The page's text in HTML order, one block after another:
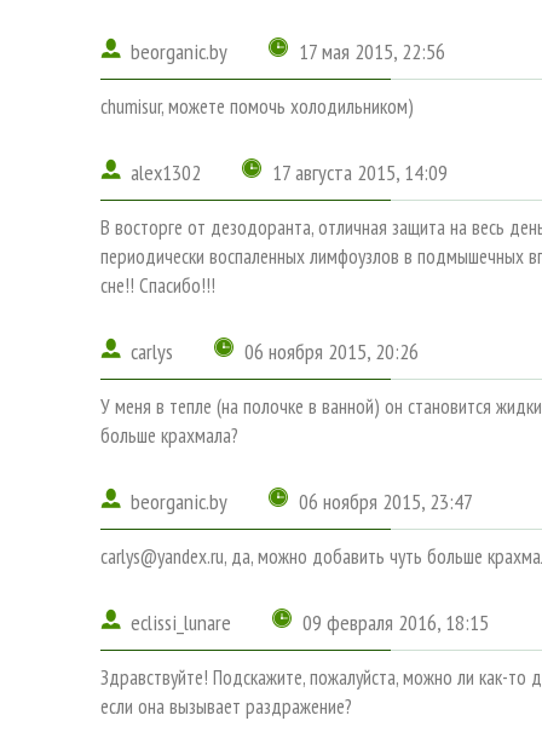
beorganic.by 17 мая 2015, 22:56
chumisur, можете помочь холодильником)
alex1302 17 августа 2015, 14:09
В восторге от дезодоранта, отличная защита на весь
периодически воспаленных лимфоузлов в подмышечных
сне!! Спасибо!!!
carlys 06 ноября 2015, 20:26
У меня в тепле (на полочке в ванной) он становится
больше крахмала?
beorganic.by 06 ноября 2015, 23:47
carlys@yandex.ru, да, можно добавить чуть больше
eclissi_lunare 09 февраля 2016, 18:15
Здравствуйте! Подскажите, пожалуйста, можно ли как-
если она вызывает раздражение?